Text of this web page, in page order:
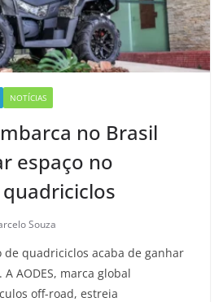
NOTÍCIAS
no Brasil
espaço no
Souza
quadriciclos acaba de ganhar
AODES, marca global
off-road, estreia